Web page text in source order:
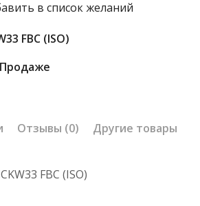
в список желаний
FBC (ISO)
Отзывы (0) Другие товары
FBC (ISO)